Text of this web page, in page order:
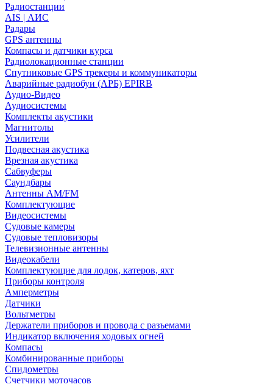
Радиостанции
AIS | АИС
Радары
GPS антенны
Компасы и датчики курса
Радиолокационные станции
Спутниковые GPS трекеры и коммуникаторы
Аварийные радиобуи (АРБ) EPIRB
Аудио-Видео
Аудиосистемы
Комплекты акустики
Магнитолы
Усилители
Подвесная акустика
Врезная акустика
Сабвуферы
Саундбары
Антенны AM/FM
Комплектующие
Видеосистемы
Судовые камеры
Cудовые тепловизоры
Телевизионные антенны
Видеокабели
Комплектующие для лодок, катеров, яхт
Приборы контроля
Амперметры
Датчики
Вольтметры
Держатели приборов и провода с разъемами
Индикатор включения ходовых огней
Компасы
Комбинированные приборы
Спидометры
Счетчики моточасов